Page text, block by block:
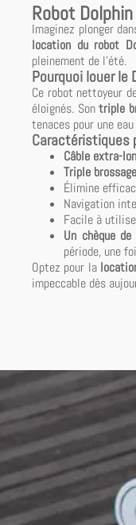
Robot
Imaginez plonger
location du robot
pleinement de l'été.
Pourquoi louer le
Ce robot nettoyeur
éloignés. Sontriple
tenaces pour une
Caractéristiques
Câble extra-
Triple
Élimine
Navigation
Facile à
Un chèque
période, une
Optez pour la
impeccable dès